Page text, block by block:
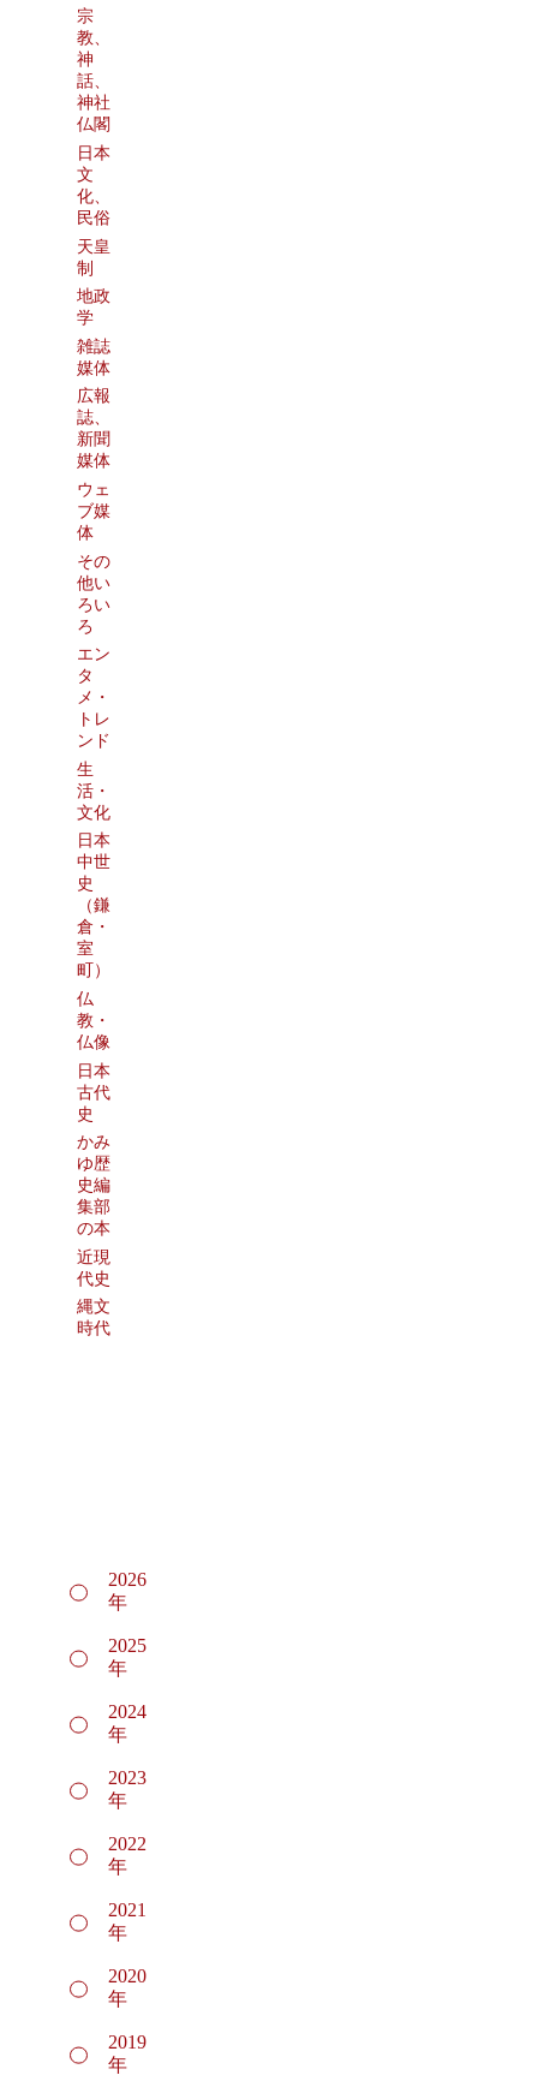
宗
教、
神
話、
神社
仏閣
日本
文
化、
民俗
天皇
制
地政
学
雑誌
媒体
広報
誌、
新聞
媒体
ウェ
ブ媒
体
その
他い
ろい
ろ
エン
タ
メ・
トレ
ンド
生
活・
文化
日本
中世
史
（鎌
倉・
室
町）
仏
教・
仏像
日本
古代
史
かみ
ゆ歴
史編
集部
の本
近現
代史
縄文
時代
2026
年
2025
年
2024
年
2023
年
2022
年
2021
年
2020
年
2019
年